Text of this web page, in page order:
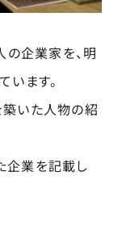
の企業家を、明
ます。
いた人物の紹
企業を記載し